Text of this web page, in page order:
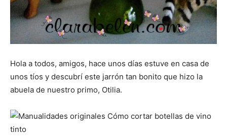
Hola a todos, amigos, hace unos días estuve en casa de
unos tíos y descubrí este jarrón tan bonito que hizo la
abuela de nuestro primo, Otilia.